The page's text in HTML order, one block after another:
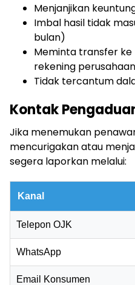
Menjanjikan
Imbal hasil tidak
bulan)
Meminta transfer ke
rekening perusahaan
Tidak tercantum
Kontak
Jika menemukan
mencurigakan atau
segera laporkan melalui:
Kanal
Telepon OJK
WhatsApp
Email Konsumen